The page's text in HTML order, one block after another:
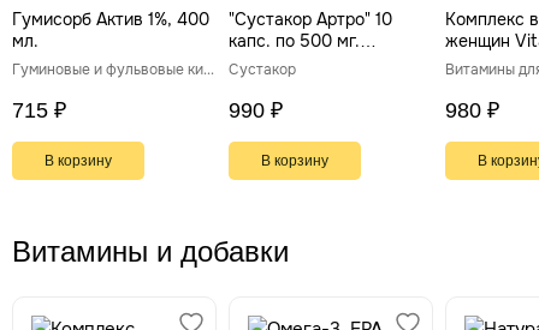
Гумисорб Актив 1%, 400
мл.
Гуминовые и фульвовые кислоты
715 ₽
В корзину
"Сустакор Артро" 10
капс. по 500 мг.
Природный комплекс
для поддержки
суставов, хрящей и
Сустакор
990 ₽
В корзину
Комплекс
женщин
90 табл
Витамины
980 ₽
В
Витамины и добавки